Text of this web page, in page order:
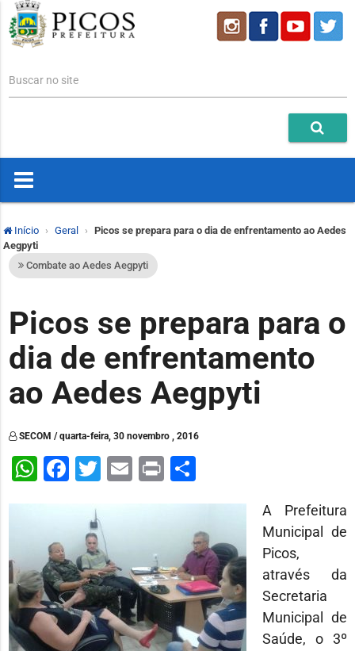
Buscar no site
Início Geral
Picos se prepara para o dia de enfrentamento ao Aedes
Aegpyti
Combate ao Aedes Aegpyti
Picos se prepara para o
dia de enfrentamento
ao Aedes Aegpyti
SECOM / quarta-feira, 30 novembro , 2016
WhatsApp
Facebook
Twitter
Email
PrintShare
A Prefeitura
Municipal de
Picos,
através da
Secretaria
Municipal de
Saúde, o 3º